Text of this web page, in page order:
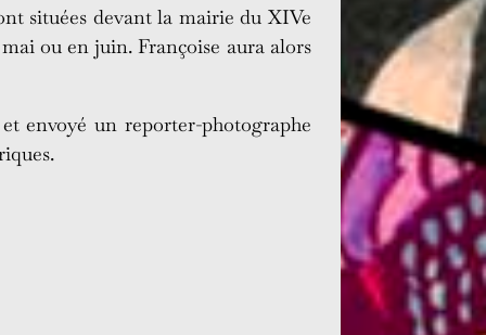
situées devant la mairie du XIVe
ou en juin. Françoise aura alors
envoyé un reporter-photographe